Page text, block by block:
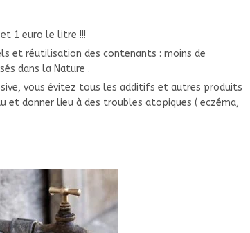
1 euro le litre !!!
et réutilisation des contenants : moins de
dans la Nature .
vous évitez tous les additifs et autres produits
et donner lieu à des troubles atopiques ( eczéma,